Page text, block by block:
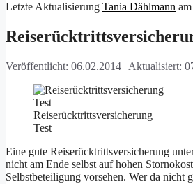
Letzte Aktualisierung Tania Dählmann am
Veröffentlicht: 06.02.2014 | Aktualisiert:
Reiserücktrittsversicherung
Test
Eine gute Reiserücktrittsversicherung
nicht am Ende selbst auf hohen
Selbstbeteiligung vorsehen. Wer da nicht